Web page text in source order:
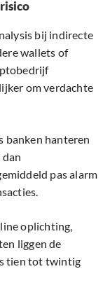
bij indirecte
wallets of
om verdachte
banken hanteren
pas alarm
oplichting,
liggen de
tien tot twintig